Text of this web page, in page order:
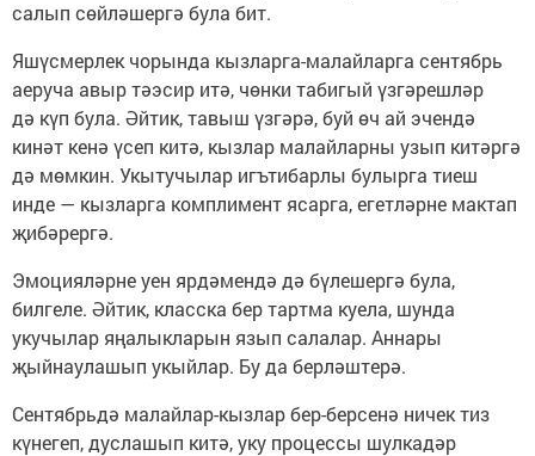
салып сөйләшергә була бит.
Яшүсмерлек чорында кызларга-малайларга сентябрь
аеруча авыр тәэсир итә, чөнки табигый үзгәрешләр
дә күп була. Әйтик, тавыш үзгәрә, буй өч ай эчендә
кинәт кенә үсеп китә, кызлар малайларны узып китәргә
дә мөмкин. Укытучылар игътибарлы булырга тиеш
инде — кызларга комплимент ясарга, егетләрне мактап
җибәрергә.
Эмоцияләрне уен ярдәмендә дә бүлешергә була,
билгеле. Әйтик, класска бер тартма куела, шунда
укучылар яңалыкларын язып салалар. Аннары
җыйнаулашып укыйлар. Бу да берләштерә.
Сентябрьдә малайлар-кызлар бер-берсенә ничек тиз
күнегеп, дуслашып китә, уку процессы шулкадәр